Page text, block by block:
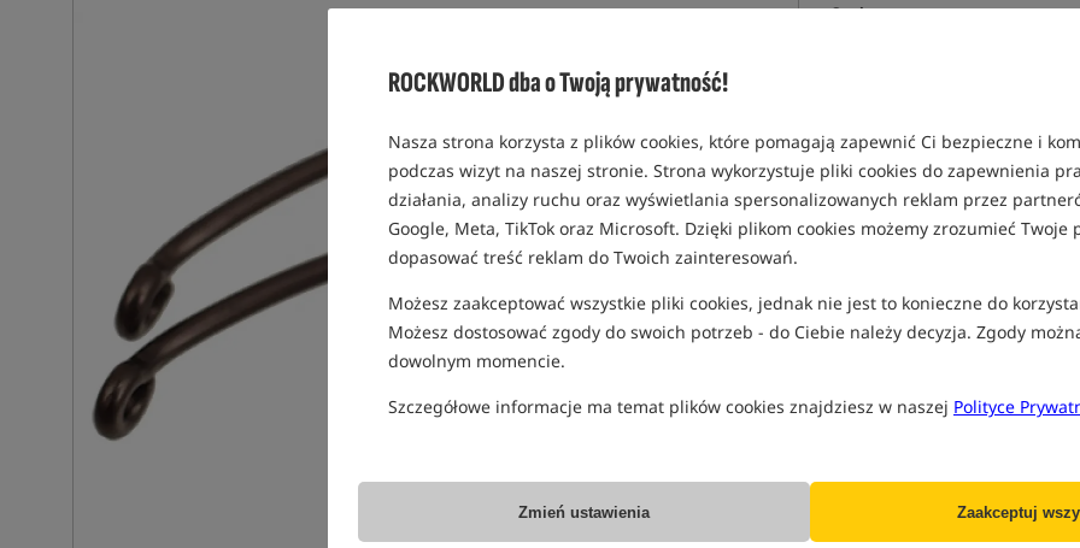
ROCKWORLD dba o Twoją prywatność!
Nasza strona korzysta z plików cookies, które pomagają zapewnić Ci bezpieczne i
podczas wizyt na naszej stronie. Strona wykorzystuje pliki cookies do zapewnienia
działania, analizy ruchu oraz wyświetlania spersonalizowanych reklam przez
Google, Meta, TikTok oraz Microsoft. Dzięki plikom cookies możemy zrozumieć Twoje
dopasować treść reklam do Twoich zainteresowań.
Możesz zaakceptować wszystkie pliki cookies, jednak nie jest to konieczne do
Możesz dostosować zgody do swoich potrzeb - do Ciebie należy decyzja. Zgody
dowolnym momencie.
Szczegółowe informacje ma temat plików cookies znajdziesz w naszej Polityce
Zmień ustawienia Zaakceptuj
Opcja
0,38
rozmiar 6
0,38